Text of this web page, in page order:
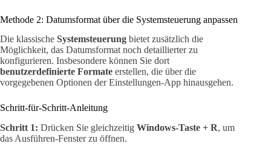
Methode 2: Datumsformat über die Systemsteuerung anpassen
Die klassische Systemsteuerung bietet zusätzlich die
Möglichkeit, das Datumsformat noch detaillierter zu
konfigurieren. Insbesondere können Sie dort
benutzerdefinierte Formate erstellen, die über die
vorgegebenen Optionen der Einstellungen-App hinausgehen.
Schritt-für-Schritt-Anleitung
Schritt 1: Drücken Sie gleichzeitig Windows-Taste + R, um
das Ausführen-Fenster zu öffnen.